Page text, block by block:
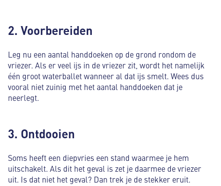
2. Voorbereiden
Leg nu een aantal handdoeken op de grond rondom de
vriezer. Als er veel ijs in de vriezer zit, wordt het namelijk
één groot waterballet wanneer al dat ijs smelt. Wees dus
vooral niet zuinig met het aantal handdoeken dat je
neerlegt.
3. Ontdooien
Soms heeft een diepvries een stand waarmee je hem
uitschakelt. Als dit het geval is zet je daarmee de vriezer
uit. Is dat niet het geval? Dan trek je de stekker eruit.